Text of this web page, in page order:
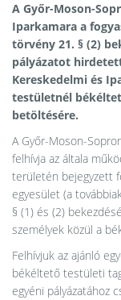
A Győr-Moson-
Iparkamara a
törvény 21. § (2)
pályázatot
Kereskedelmi és
testületnél
betöltésére.
A Győr-Moson-
felhívja az általa
területén bejegyzett
egyesület (a
§ (1) és (2)
személyek közül a
Felhívjuk az ajánló
békéltető testületi
egyéni pályázatához